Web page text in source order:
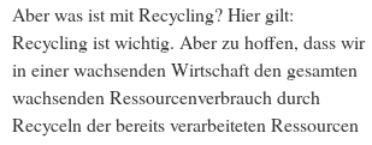
Aber was ist mit Recycling? Hier gilt:
Recycling ist wichtig. Aber zu hoffen, dass wir
in einer wachsenden Wirtschaft den gesamten
wachsenden Ressourcenverbrauch durch
Recyceln der bereits verarbeiteten Ressourcen